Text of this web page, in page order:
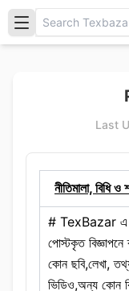
Last
নীতিমালা, বিধি ও
# TexBazar এ
পোস্টকৃত
কোন ছবি,লেখা,
ভিডিও,অন্য কোন